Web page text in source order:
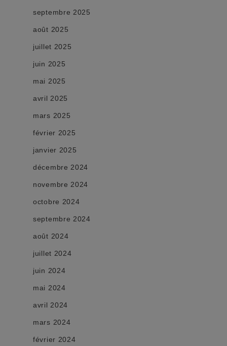
septembre 2025
août 2025
juillet 2025
juin 2025
mai 2025
avril 2025
mars 2025
février 2025
janvier 2025
décembre 2024
novembre 2024
octobre 2024
septembre 2024
août 2024
juillet 2024
juin 2024
mai 2024
avril 2024
mars 2024
février 2024